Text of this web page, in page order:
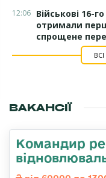
12:06 Військові 16-
отримали
спрощене
ВАКАНСІЇ
Командир